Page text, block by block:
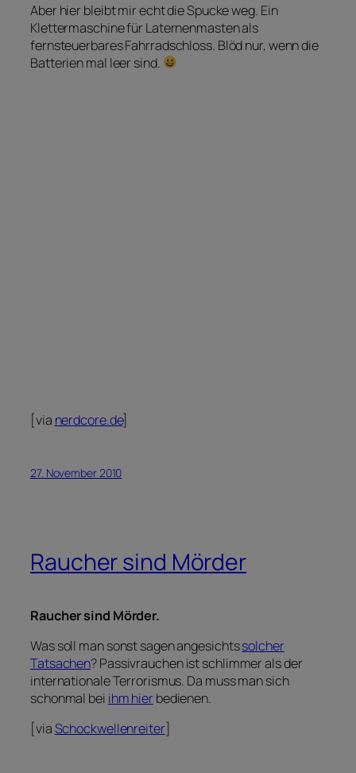
Aber hier bleibt mir echt die Spucke weg. Ein
Klettermaschine für Laternenmasten als
fernsteuerbares Fahrradschloss. Blöd nur, wenn die
Batterien mal leer sind.
[via nerdcore.de]
27. November 2010
Raucher sind Mörder
Raucher sind Mörder.
Was soll man sonst sagen angesichtssolcher
Tatsachen? Passivrauchen ist schlimmer als der
internationale Terrorismus. Da muss man sich
schonmal bei ihm hierbedienen.
[viaSchockwellenreiter]